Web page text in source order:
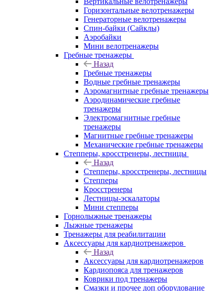
Горизонтальные велотренажеры
Генераторные велотренажеры
Спин-байки (Сайклы)
Аэробайки
Мини велотренажеры
Гребные тренажеры
Назад
Гребные тренажеры
Водные гребные тренажеры
Аэромагнитные гребные тренажеры
Аэродинамические гребные
тренажеры
Электромагнитные гребные
тренажеры
Магнитные гребные тренажеры
Механические гребные тренажеры
Степперы, кросстренеры, лестницы
Назад
Степперы, кросстренеры, лестницы
Степперы
Кросстренеры
Лестницы-эскалаторы
Мини степперы
Горнолыжные тренажеры
Лыжные тренажеры
Тренажеры для реабилитации
Аксессуары для кардиотренажеров
Назад
Аксессуары для кардиотренажеров
Кардиопояса для тренажеров
Коврики под тренажеры
Смазки и прочее доп оборудование